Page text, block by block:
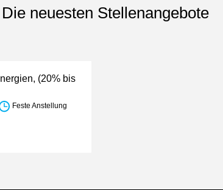
Die neuesten Stellenangebote
(20% bis
Feste Anstellung